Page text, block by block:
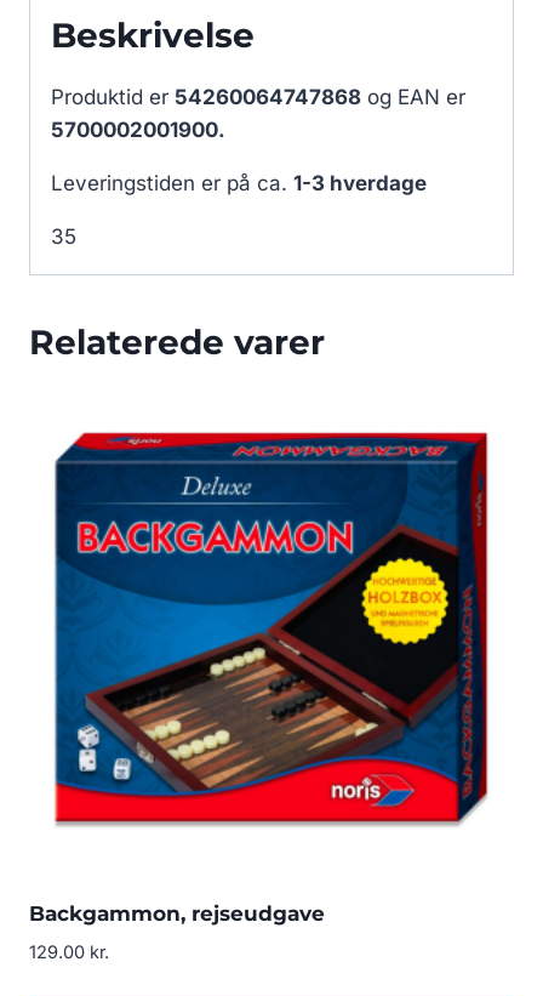
Beskrivelse
Produktid er 54260064747868 og EAN er
5700002001900.
Leveringstiden er på ca. 1-3 hverdage
35
Relaterede varer
Backgammon, rejseudgave
129.00 kr.